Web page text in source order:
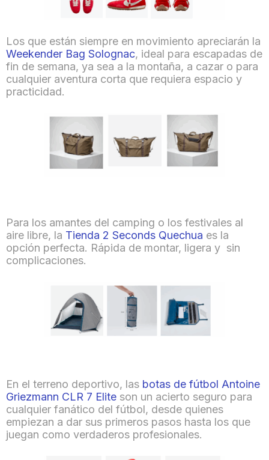
Los que están siempre en movimiento apreciarán la
Weekender Bag Solognac, ideal para escapadas de
fin de semana, ya sea a la montaña, a cazar o para
cualquier aventura corta que requiera espacio y
practicidad.
Para los amantes del camping o los festivales al
aire libre, la Tienda 2 Seconds Quechua es la
opción perfecta. Rápida de montar, ligera y sin
complicaciones.
En el terreno deportivo, las botas de fútbol Antoine
Griezmann CLR 7 Elite son un acierto seguro para
cualquier fanático del fútbol, desde quienes
empiezan a dar sus primeros pasos hasta los que
juegan como verdaderos profesionales.